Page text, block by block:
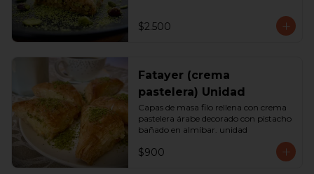
$2.500
Fatayer (crema
pastelera) Unidad
Capas de masa filo rellena con crema
pastelera árabe decorado con pistacho
bañado en almíbar. unidad
$900